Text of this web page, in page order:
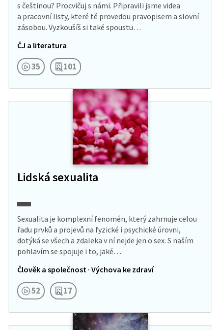
s češtinou? Procvičuj s námi. Připravili jsme videa
a pracovní listy, které tě provedou pravopisem a slovní
zásobou. Vyzkoušíš si také spoustu…
ČJ a literatura
35 101
Lidská sexualita
Sexualita je komplexní fenomén, který zahrnuje celou
řadu prvků a projevů na fyzické i psychické úrovni,
dotýká se všech a zdaleka v ní nejde jen o sex. S naším
pohlavím se spojuje i to, jaké…
Člověk a společnost · Výchova ke zdraví
52 17